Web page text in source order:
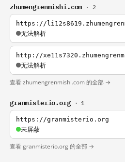
zhumengrenmishi.com · 2
https://
无法解析
http://
无法解析
查看 zhumengrenmishi.com 的全部 →
granmisterio.org · 1
https://granmisterio.org
未屏蔽
查看 granmisterio.org 的全部 →